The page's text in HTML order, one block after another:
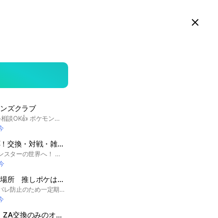
ズクラブ
初心者歓迎🔰対戦募集•相談OK👍 ポケモンチャンピオンズの 最新情報共有・対戦募集・パーティ相談 ができる オープンチャットです！ 初心者・復帰勢・これから始めたい方も大歓迎！ 対戦部屋もあるので、 気軽に交流しながら楽しめます！ 見る専・情報収集だけでもOKです！ #ポケモンチャンピオンズ #ポケモンチャンピオン #PokemonChampions #ポケモンレジェンズZA #PokemonLegendsZA #ポケモンSV #ポケモンスカーレット #ポケモンバイオレット #スカーレットバイオレット #ゼロの秘宝 #ポケモンアルセウス #PokemonLegendsアルセウス #レジェンズアルセウス #ポケモンBDSP #ブリリアントダイヤモンド #シャイニングパール #ポケモン剣盾 #ポケモンソード #ポケモンシールド #鎧の孤島 #冠の雪原 #ポケモンピカブイ #レッツゴーピカチュウ #レッツゴーイーブイ #ポケモンUSUM #ウルトラサン #ウルトラムーン #ポケモンサンムーン #ポケモンSM #ポケモンORAS #オメガルビー #アルファサファイア #ポケモンXY #ポケモンBW #ポケモンBW2 #ポケモンブラック #ポケモンホワイト #ポケモンDP #ポケモンプラチナ #ポケモンHGSS #ハートゴールド #ソウルシルバー #ポケモンRS #ルビーサファイア #ポケモンエメラルド #ポケモンFRLG #ファイアレッド #リーフグリーン #ポケモン金銀 #ポケモンクリスタル #ポケモン赤緑 #ポケモン青 #ポケモンピカチュウ #ポケモンSV #ポケモンアルセウス #ポケモン剣盾 #ポケモンBDSP #ポケモンXY #ポケモンBW #ポケモンGO #ポケモンユナイト #ポケマスEX
ポケモン全作品対応！交換・対戦・雑談などでみんなで楽しもう！ポケモン総合オプ
ようこそ、ポケットモンスターの世界へ！ 祝、30周年！！！🥳 ここは、ポケットモンスターの総合オープンチャットです！ ポケモンについて語り合うも良し！バトルするのも良し！交換するのも良し！ もちろん最新作のチャンピオンズもみんなで遊んでるよ〜！ みんなでポケットモンスターを楽しもう！ #ポケットモンスター #ポケモン #ポケットモンスターレジェンズZ-A #ポケモンレジェンズZ-A #ポケモンレジェンズ #ポケモンZA #ミアレシティ #メガシンカ #メガストーン #チャンピオンズ ポケモンチャンピオンズ #テラスタル #ダイマックス #キョダイマックス #Zワザ #ポケモン風波 #風波 #ウインド・ウェーブ #ウインドウェーブ #ポケモンWW #WW #ポケモンSV #ポケットモンスターSV #ポケモンスカーレットバイオレット #SV #ポケモンGO #GO #ポケモンユナイト #ユナイト #ポケポケ #対戦 #トレード #交換 #Nintendo Switch #ニンテンドースイッチ #スイッチ #ニンテンドースイッチ2 #Nintendo Switch2 #スイッチ2
ポケモン好きの集う場所 推しポケは最強！!
新作ゲームの話はネタバレ防止のため一定期間の間専用の部屋のみでお願いします ポケモン愛を語り、楽しみ、深めよう ポケモン好きなら どんな人でも受け入れます ポケポケとかユナイトとか色んなゲーム を一緒に楽しもう！ #ポケモン #ポケポケ #イラスト #ポケモンチャンピオン #ポケチャン #ZA ＃ポケGO #ポケユナ #ポケカ #アニポケ #宣伝 #ポケクエ #ポケマス #ポケまぜ #剣盾 #SV #BDSP #レジェアル #ユナイト #ポケスリ#ぽこぽけ #pokemon sleep #pokemon champions #ポケモン好き #ゆるい #推し #推しポケ #ブイズ #推し活 #雑談 #サブトーク #ゆびをふる #相談
ポケモン剣盾、SV、ZA交換のみのオープンチャット